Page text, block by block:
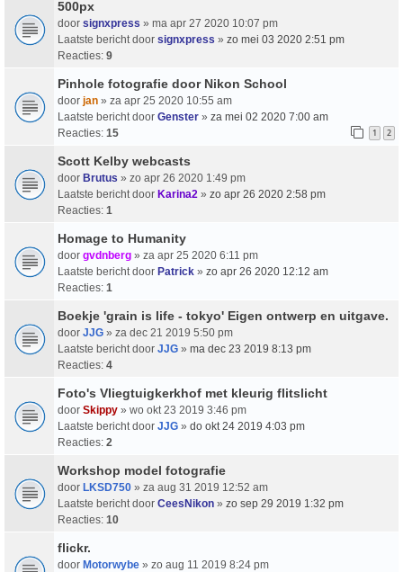
500px
door signxpress » ma apr 27 2020 10:07 pm
Laatste bericht door signxpress » zo mei 03 2020 2:51 pm
Reacties: 9
Pinhole fotografie door Nikon School
door jan » za apr 25 2020 10:55 am
Laatste bericht door Genster » za mei 02 2020 7:00 am
Reacties: 15 1 2
Scott Kelby webcasts
door Brutus » zo apr 26 2020 1:49 pm
Laatste bericht door Karina2 » zo apr 26 2020 2:58 pm
Reacties: 1
Homage to Humanity
door gvdnberg » za apr 25 2020 6:11 pm
Laatste bericht door Patrick » zo apr 26 2020 12:12 am
Reacties: 1
Boekje 'grain is life - tokyo' Eigen ontwerp en uitgave.
door JJG » za dec 21 2019 5:50 pm
Laatste bericht door JJG » ma dec 23 2019 8:13 pm
Reacties: 4
Foto's Vliegtuigkerkhof met kleurig flitslicht
door Skippy » wo okt 23 2019 3:46 pm
Laatste bericht door JJG » do okt 24 2019 4:03 pm
Reacties: 2
Workshop model fotografie
door LKSD750 » za aug 31 2019 12:52 am
Laatste bericht door CeesNikon » zo sep 29 2019 1:32 pm
Reacties: 10
flickr.
door Motorwybe » zo aug 11 2019 8:24 pm